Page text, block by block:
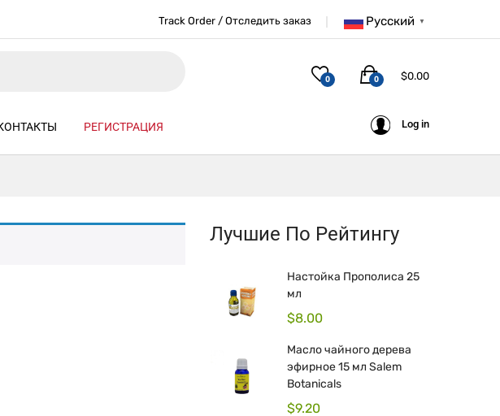
Русский ▼
Track Order / Отследить заказ
0 $0.00
0
РЕГИСТРАЦИЯ Log in
Лучшие По Рейтингу
Настойка Прополиса 25
мл
$8.00
Масло чайного дерева
эфирное 15 мл Salem
Botanicals
$9.20